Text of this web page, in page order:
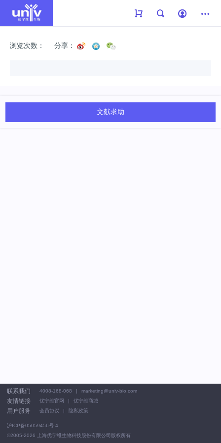
浏览次数： 分享：
文献求助
联系我们 4008-168-068 marketing@univ-bio.com
友情链接 优宁维官网 优宁维商城
用户服务 会员协议 隐私政策
沪ICP备05059456号-4
©2005-2026 上海优宁维生物科技股份有限公司版权所有